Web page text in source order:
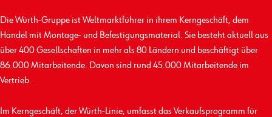
Die Würth-Gruppe ist Weltmarktführer in ihrem Kerngeschäft, dem
Handel mit Montage- und Befestigungs­material. Sie besteht aktuell aus
über 400 Gesellschaften in mehr als 80 Ländern und beschäftigt über
86.000 Mitarbeitende. Davon sind rund 45.000 Mitarbeitende im
Vertrieb.
Im Kerngeschäft, der Würth-Linie, umfasst das Verkaufs­programm für